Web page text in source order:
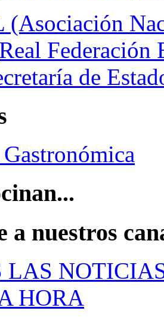
Federación
de
a nuestros
LAS
HORA